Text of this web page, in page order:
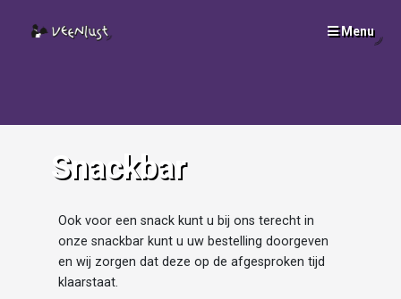
Menu
Snackbar
Ook voor een snack kunt u bij ons terecht in
onze snackbar kunt u uw bestelling doorgeven
en wij zorgen dat deze op de afgesproken tijd
klaarstaat.